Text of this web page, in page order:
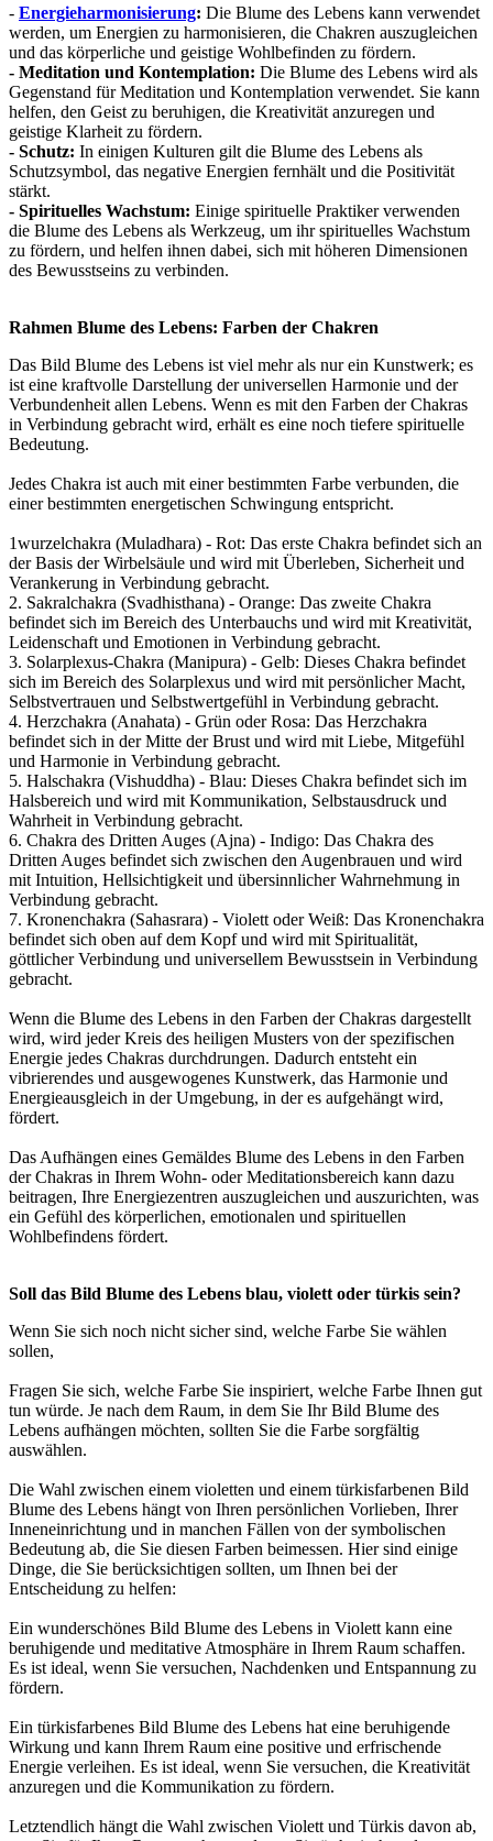
- Energieharmonisierung: Die Blume des Lebens kann verwendet
werden, um Energien zu harmonisieren, die Chakren auszugleichen
und das körperliche und geistige Wohlbefinden zu fördern.
- Meditation und Kontemplation: Die Blume des Lebens wird als
Gegenstand für Meditation und Kontemplation verwendet. Sie kann
helfen, den Geist zu beruhigen, die Kreativität anzuregen und
geistige Klarheit zu fördern.
- Schutz: In einigen Kulturen gilt die Blume des Lebens als
Schutzsymbol, das negative Energien fernhält und die Positivität
stärkt.
- Spirituelles Wachstum: Einige spirituelle Praktiker verwenden
die Blume des Lebens als Werkzeug, um ihr spirituelles Wachstum
zu fördern, und helfen ihnen dabei, sich mit höheren Dimensionen
des Bewusstseins zu verbinden.
Rahmen Blume des Lebens: Farben der Chakren
Das Bild Blume des Lebens ist viel mehr als nur ein Kunstwerk; es
ist eine kraftvolle Darstellung der universellen Harmonie und der
Verbundenheit allen Lebens. Wenn es mit den Farben der Chakras
in Verbindung gebracht wird, erhält es eine noch tiefere spirituelle
Bedeutung.
Jedes Chakra ist auch mit einer bestimmten Farbe verbunden, die
einer bestimmten energetischen Schwingung entspricht.
1wurzelchakra (Muladhara) - Rot: Das erste Chakra befindet sich an
der Basis der Wirbelsäule und wird mit Überleben, Sicherheit und
Verankerung in Verbindung gebracht.
2. Sakralchakra (Svadhisthana) - Orange: Das zweite Chakra
befindet sich im Bereich des Unterbauchs und wird mit Kreativität,
Leidenschaft und Emotionen in Verbindung gebracht.
3. Solarplexus-Chakra (Manipura) - Gelb: Dieses Chakra befindet
sich im Bereich des Solarplexus und wird mit persönlicher Macht,
Selbstvertrauen und Selbstwertgefühl in Verbindung gebracht.
4. Herzchakra (Anahata) - Grün oder Rosa: Das Herzchakra
befindet sich in der Mitte der Brust und wird mit Liebe, Mitgefühl
und Harmonie in Verbindung gebracht.
5. Halschakra (Vishuddha) - Blau: Dieses Chakra befindet sich im
Halsbereich und wird mit Kommunikation, Selbstausdruck und
Wahrheit in Verbindung gebracht.
6. Chakra des Dritten Auges (Ajna) - Indigo: Das Chakra des
Dritten Auges befindet sich zwischen den Augenbrauen und wird
mit Intuition, Hellsichtigkeit und übersinnlicher Wahrnehmung in
Verbindung gebracht.
7. Kronenchakra (Sahasrara) - Violett oder Weiß: Das Kronenchakra
befindet sich oben auf dem Kopf und wird mit Spiritualität,
göttlicher Verbindung und universellem Bewusstsein in Verbindung
gebracht.
Wenn die Blume des Lebens in den Farben der Chakras dargestellt
wird, wird jeder Kreis des heiligen Musters von der spezifischen
Energie jedes Chakras durchdrungen. Dadurch entsteht ein
vibrierendes und ausgewogenes Kunstwerk, das Harmonie und
Energieausgleich in der Umgebung, in der es aufgehängt wird,
fördert.
Das Aufhängen eines Gemäldes Blume des Lebens in den Farben
der Chakras in Ihrem Wohn- oder Meditationsbereich kann dazu
beitragen, Ihre Energiezentren auszugleichen und auszurichten, was
ein Gefühl des körperlichen, emotionalen und spirituellen
Wohlbefindens fördert.
Soll das Bild Blume des Lebens blau, violett oder türkis sein?
Wenn Sie sich noch nicht sicher sind, welche Farbe Sie wählen
sollen,
Fragen Sie sich, welche Farbe Sie inspiriert, welche Farbe Ihnen gut
tun würde. Je nach dem Raum, in dem Sie Ihr Bild Blume des
Lebens aufhängen möchten, sollten Sie die Farbe sorgfältig
auswählen.
Die Wahl zwischen einem violetten und einem türkisfarbenen Bild
Blume des Lebens hängt von Ihren persönlichen Vorlieben, Ihrer
Inneneinrichtung und in manchen Fällen von der symbolischen
Bedeutung ab, die Sie diesen Farben beimessen. Hier sind einige
Dinge, die Sie berücksichtigen sollten, um Ihnen bei der
Entscheidung zu helfen:
Ein wunderschönes Bild Blume des Lebens in Violett kann eine
beruhigende und meditative Atmosphäre in Ihrem Raum schaffen.
Es ist ideal, wenn Sie versuchen, Nachdenken und Entspannung zu
fördern.
Ein türkisfarbenes Bild Blume des Lebens hat eine beruhigende
Wirkung und kann Ihrem Raum eine positive und erfrischende
Energie verleihen. Es ist ideal, wenn Sie versuchen, die Kreativität
anzuregen und die Kommunikation zu fördern.
Letztendlich hängt die Wahl zwischen Violett und Türkis davon ab,